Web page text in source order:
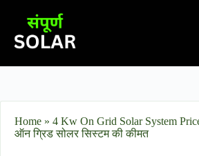
Home » 4 Kw On Grid Solar System
ऑन ग्रिड सोलर सिस्टम की कीमत